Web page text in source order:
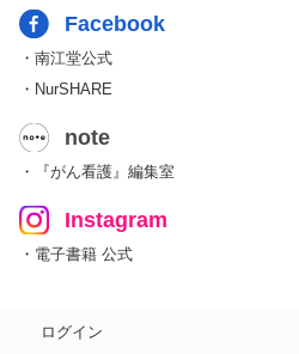
Facebook
・南江堂公式
・NurSHARE
note
・『がん看護』編集室
Instagram
・電子書籍 公式
ログイン